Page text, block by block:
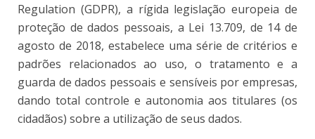
Regulation (GDPR), a rígida legislação europeia de
proteção de dados pessoais, a Lei 13.709, de 14 de
agosto de 2018, estabelece uma série de critérios e
padrões relacionados ao uso, o tratamento e a
guarda de dados pessoais e sensíveis por empresas,
dando total controle e autonomia aos titulares (os
cidadãos) sobre a utilização de seus dados.